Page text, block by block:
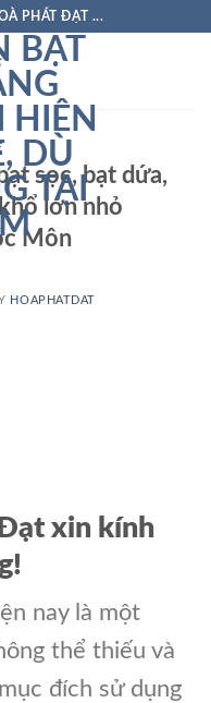
PHÁT ĐẠT ...
sọc, bạt dứa,
lớn nhỏ
Môn
HOAPHATDAT
xin kính
nay là một
thể thiếu và
đích sử dụng